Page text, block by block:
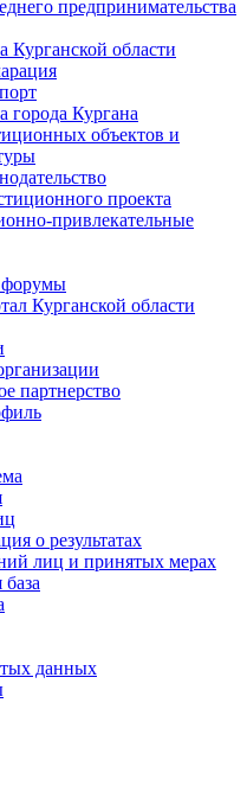
предпринимательства
Курганской области
города Кургана
объектов и
проекта
привлекательные
форумы
Курганской области
партнерство
о результатах
лиц и принятых мерах
данных